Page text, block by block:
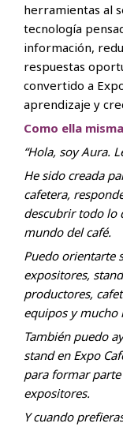
herramientas al
tecnología
información,
respuestas
convertido a
aprendizaje y
Como ella
“Hola, soy Aura.
He sido creada
cafetera,
descubrir todo lo
mundo del café.
Puedo orientarte
expositores,
productores,
equipos y mucho
También puedo
stand en Expo
para formar
expositores.
Y cuando